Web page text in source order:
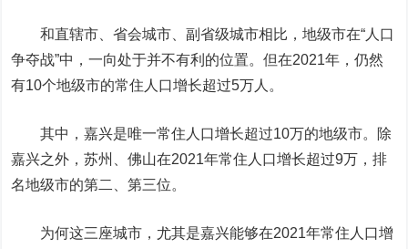
和直辖市、省会城市、副省级城市相比，地级市在“人口
争夺战”中，一向处于并不有利的位置。但在2021年，仍然
有10个地级市的常住人口增长超过5万人。
其中，嘉兴是唯一常住人口增长超过10万的地级市。除
嘉兴之外，苏州、佛山在2021年常住人口增长超过9万，排
名地级市的第二、第三位。
为何这三座城市，尤其是嘉兴能够在2021年常住人口增